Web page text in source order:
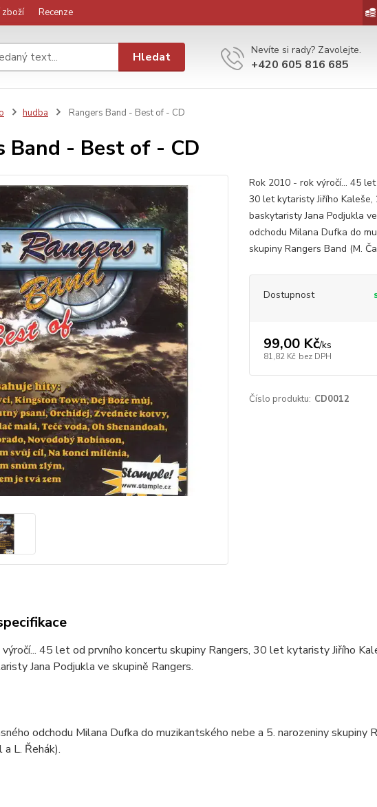
zboží Recenze
Hledat Nevíte si rady? Zavolejte.
+420 605 816 685
hudba Rangers Band - Best of - CD
Band - Best of - CD
Rok 2010 - rok výročí... 45
30 let kytaristy Jiřího
baskytaristy Jana Podjukla
odchodu Milana Dufka do
skupiny Rangers Band (M.
Dostupnost
99,00 Kč/ks
81,82 Kč bez DPH
Číslo produktu: CD0012
45 let od prvního koncertu skupiny Rangers, 30 let kytaristy Jiřího
Jana Podjukla ve skupině Rangers.
odchodu Milana Dufka do muzikantského nebe a 5. narozeniny skupiny
a L. Řehák).